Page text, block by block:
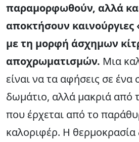
παραμορφωθούν, αλλά
αποκτήσουν καινούργιες
με τη μορφή άσχημων
αποχρωματισμών. Μια
είναι να τα αφήσεις σε ένα
δωμάτιο, αλλά μακριά από
που έρχεται από το
καλοριφέρ. Η θερμοκρασία